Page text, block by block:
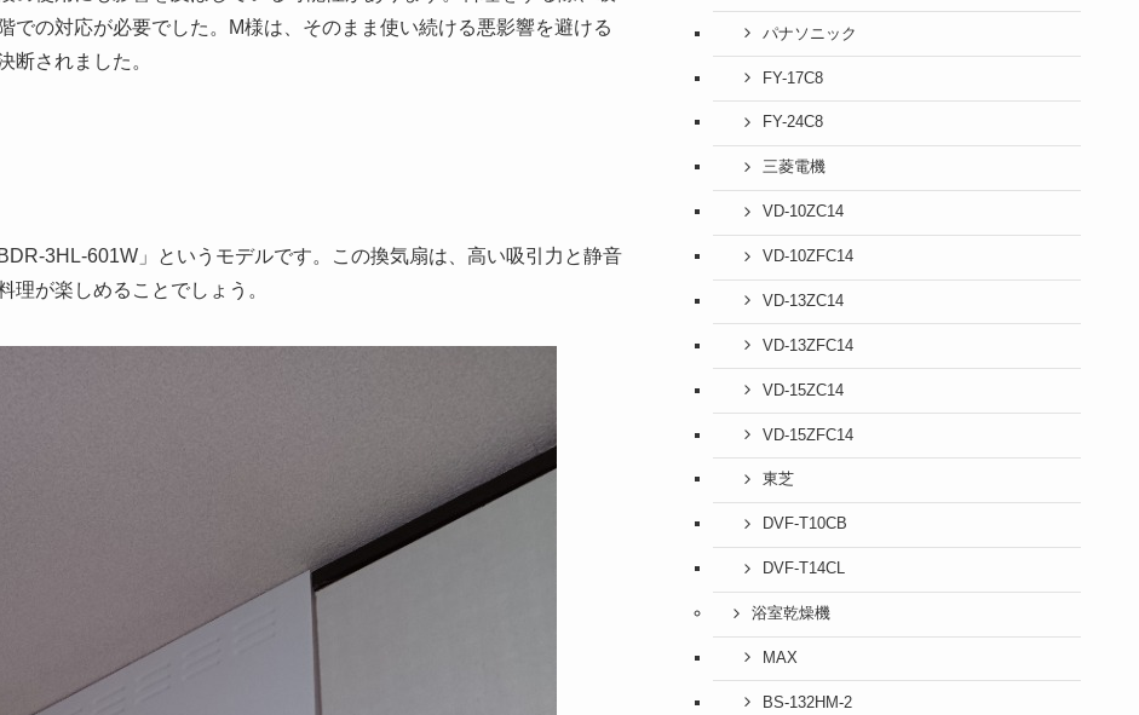
での対応が必要でした。M様は、そのまま使い続ける悪影響を避ける
断されました。
3HL-601W」というモデルです。この換気扇は、高い吸引力と静音
理が楽しめることでしょう。
パナソニック
FY-17C8
FY-24C8
三菱電機
VD-10ZC14
VD-10ZFC14
VD-13ZC14
VD-13ZFC14
VD-15ZC14
VD-15ZFC14
東芝
DVF-T10CB
DVF-T14CL
浴室乾燥機
MAX
BS-132HM-2